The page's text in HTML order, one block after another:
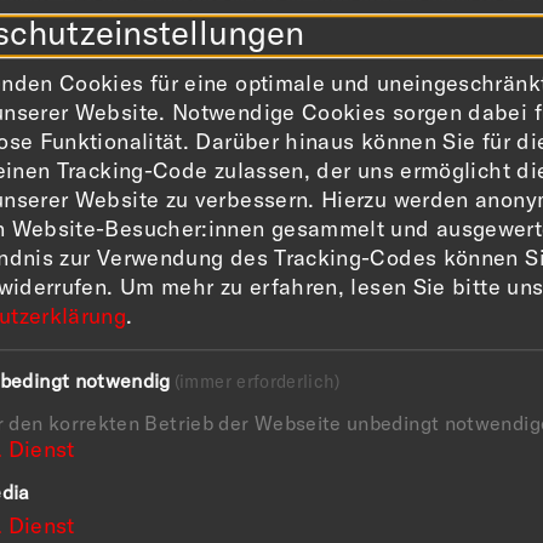
Sammlungen
zu den glanzvollsten Leistungen europäischer
Ausstellung einen Überblick über die
deutscher Museen und aus Privatbesitz. Seit dem
eine große Anzahl von Schlüsselwerken spanischer
München, Berlin und in andere wichtige
und Kunstverständnis des 18. bis 20.
in ihnen.
die Höhepunkte der spanischen Kunst vom 15.
Anfang stehen die Gemälde der
Cookies für eine optimale und
Website. Notwendige Cookies sorgen dabei
Funktionalität. Darüber hinaus können Sie für
Tracking-Code zulassen, der uns ermöglicht
Website zu verbessern. Hierzu werden
Website-Besucher:innen gesammelt und
zur Verwendung des Tracking-Codes können
Um mehr zu erfahren, lesen Sie bitte
.
notwendig (immer erforderlich)
den korrekten Betrieb der Webseite unbedingt
Dienst
Dienst